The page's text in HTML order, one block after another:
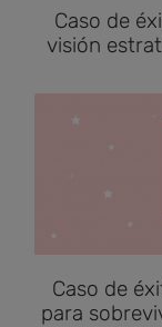
Caso de
visión
Caso de
para